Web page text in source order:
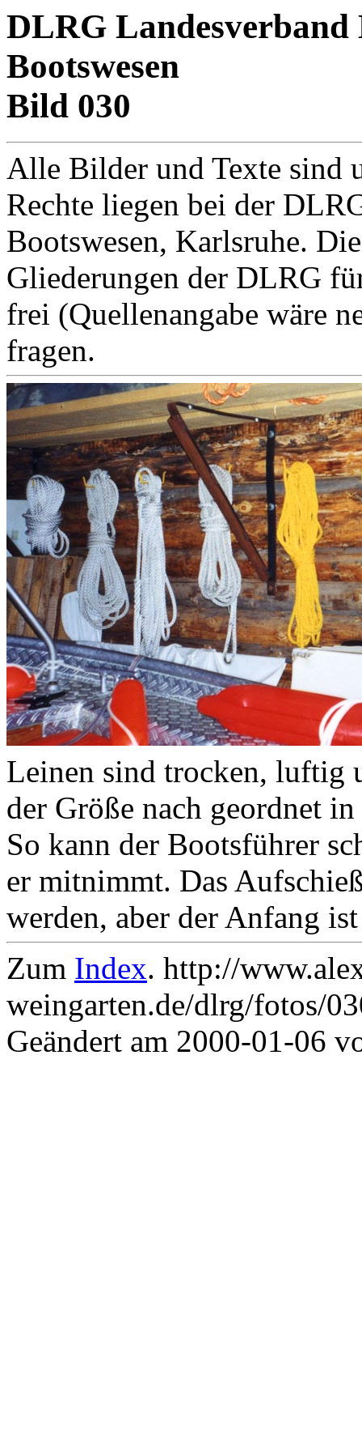
DLRG Landesverband
Bootswesen
Bild 030
Alle Bilder und Texte sind
Rechte liegen bei der
Bootswesen, Karlsruhe.
Gliederungen der DLRG
frei (Quellenangabe wäre
fragen.
Leinen sind trocken, luftig
der Größe nach geordnet
So kann der Bootsführer
er mitnimmt. Das
werden, aber der Anfang
Zum Index. http://
weingarten.de/dlrg/fotos/
Geändert am 2000-01-06